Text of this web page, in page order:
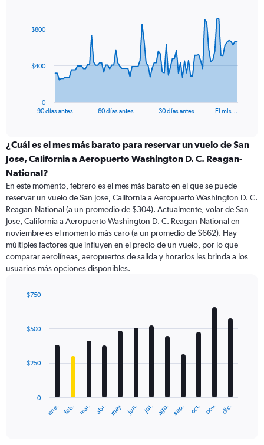
data
The
categories.
Range:
91
categories.
The
chart
has
1
Y
axis
displaying
values.
to
90 días antes 60 días antes 30 días antes El mis…
0
$400
$800
¿Cuál es el mes más barato para reservar un vuelo de San
Jose, California a Aeropuerto Washington D. C. Reagan-
National?
En este momento, febrero es el mes más barato en el que se puede
reservar un vuelo de San Jose, California a Aeropuerto Washington D. C.
Reagan-National (a un promedio de $304). Actualmente, volar de San
Jose, California a Aeropuerto Washington D. C. Reagan-National en
noviembre es el momento más caro (a un promedio de $662). Hay
múltiples factores que influyen en el precio de un vuelo, por lo que
comparar aerolíneas, aeropuertos de salida y horarios les brinda a los
usuarios más opciones disponibles.
with
12
The
ene. feb. mar. abr. may. jun. jul. ago. sep. oct. nov. dic.
0
$250
$500
$750